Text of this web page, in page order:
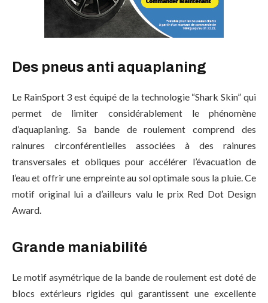
Des pneus anti aquaplaning
Le RainSport 3 est équipé de la technologie “Shark Skin” qui
permet de limiter considérablement le phénomène
d’aquaplaning. Sa bande de roulement comprend des
rainures circonférentielles associées à des rainures
transversales et obliques pour accélérer l’évacuation de
l’eau et offrir une empreinte au sol optimale sous la pluie. Ce
motif original lui a d’ailleurs valu le prix Red Dot Design
Award.
Grande maniabilité
Le motif asymétrique de la bande de roulement est doté de
blocs extérieurs rigides qui garantissent une excellente